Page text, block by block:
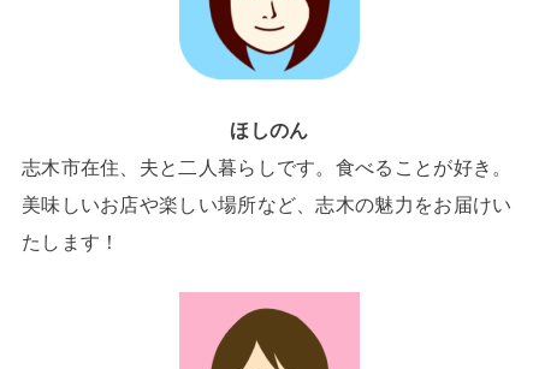
ほしのん
志木市在住、夫と二人暮らしです。食べることが好き。
美味しいお店や楽しい場所など、志木の魅力をお届けい
たします！